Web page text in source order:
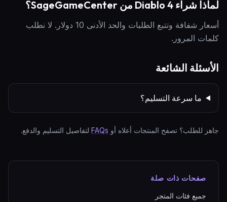
لماذا شراء Diablo 4 من SageGameCenter؟
أسعار شفافة وتتبع الطلبات والحد الأدنى 10 دولار. لا نطلب
كلمات المرور.
الأسئلة الشائعة
ما سرعة التسليم؟
جاهز للطلب؟ تصفح المنتجات أعلاه أو FAQs لتفاصيل التسليم والدفع.
صفحات ذات صلة
جميع فئات المتجر